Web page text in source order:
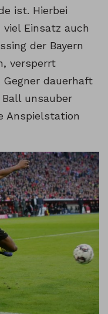
ist. Hierbei
Einsatz auch
der Bayern
versperrt
dauerhaft
unsauber
Anspielstation